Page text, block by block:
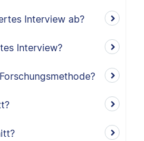
Interview ab?
Interview?